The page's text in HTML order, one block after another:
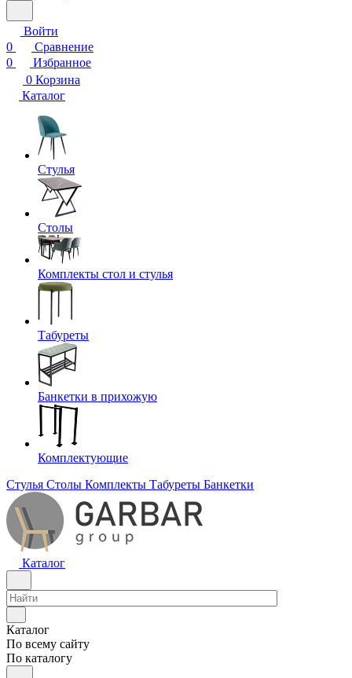
Войти
0
Сравнение
0
Избранное
0 Корзина
Каталог
Стулья
Столы
Комплекты стол и стулья
Табуреты
Банкетки в прихожую
Комплектующие
Стулья Столы Комплекты Табуреты Банкетки
Каталог
Каталог
По всему сайту
По каталогу